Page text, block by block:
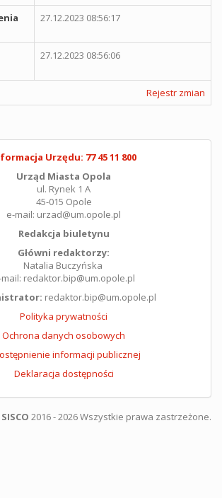
27.12.2023 08:56:17
27.12.2023 08:56:06
Rejestr zmian
Urzędu: 77 45 11 800
Urząd Miasta Opola
ul. Rynek 1 A
45-015 Opole
e-mail: urzad@um.opole.pl
Redakcja biuletynu
Główni redaktorzy:
Natalia Buczyńska
mail: redaktor.bip@um.opole.pl
redaktor.bip@um.opole.pl
Polityka prywatności
Ochrona danych osobowych
informacji publicznej
Deklaracja dostępności
SISCO 2016 - 2026 Wszystkie prawa zastrzeżone.